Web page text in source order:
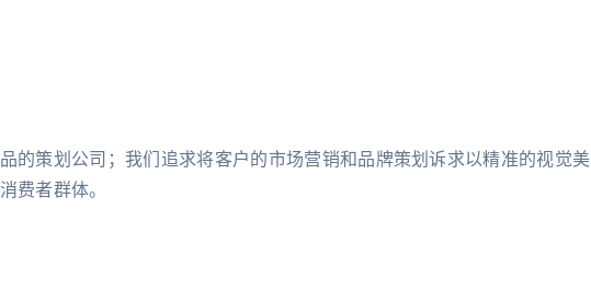
的策划公司；我们追求将客户的市场营销和品牌策划诉求以精准的视觉
费者群体。